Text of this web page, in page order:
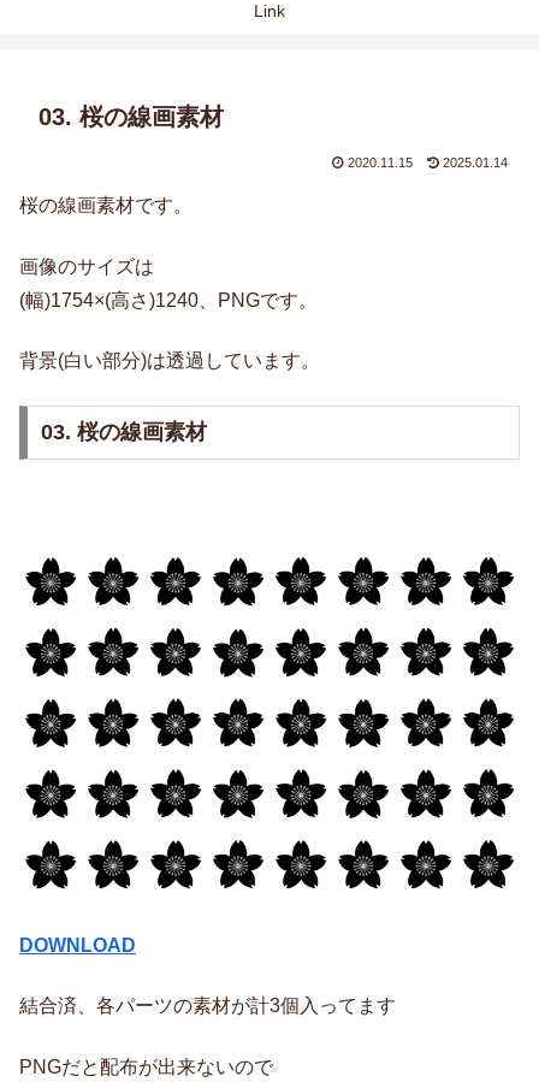
Link
03. 桜の線画素材
2020.11.15 2025.01.14
桜の線画素材です。
画像のサイズは
(幅)1754×(高さ)1240、PNGです。
背景(白い部分)は透過しています。
03. 桜の線画素材
DOWNLOAD
結合済、各パーツの素材が計3個入ってます
PNGだと配布が出来ないので